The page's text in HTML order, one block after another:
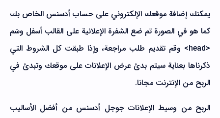
يمكنك إضافة موقعك الإلكتروني على حساب أدسنس الخاص بك
كما هو في الصورة تم ضع الشفرة الإعلانية على القالب أسفل وسَم
<head> وقم تقديم طلب مراجعة، وإذا طبقت كل الشروط التي
ذكرناها بعناية سيتم بدئ عرض الإعلانات على موقعك وتبدئ في
الربح من الإنترنت مجانا.
الربح من وسيط الإعلانات جوجل أدسنس من أفضل الأساليب